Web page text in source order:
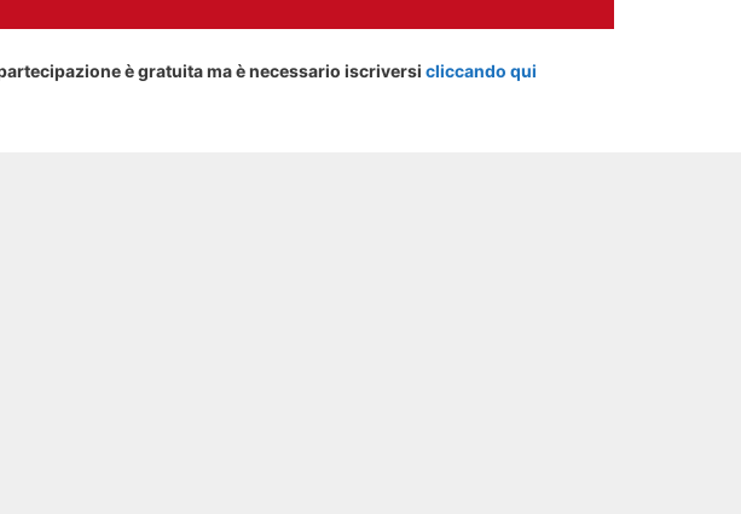
è gratuita ma è necessario iscriversi cliccando qui